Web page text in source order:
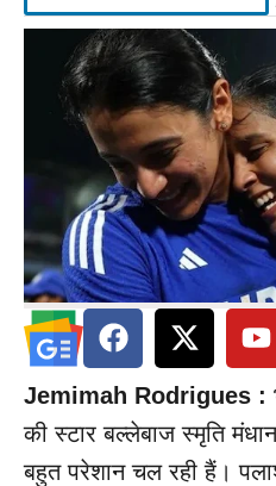
Jemimah Rodrigues :
की स्टार बल्लेबाज स्मृति
बहुत परेशान चल रही हैं।